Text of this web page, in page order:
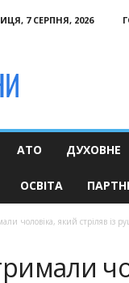
7 СЕРПНЯ, 2026
АТО ДУХОВНЕ
ОСВІТА
чоловіка, який стріляв із